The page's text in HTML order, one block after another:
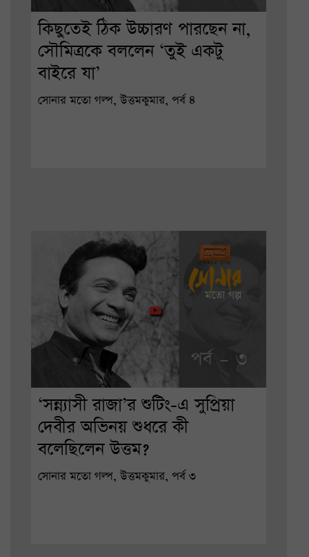
কিছুতেই ঠিক উচ্চারণ পারছেন না,
সৌমিত্রকে বললেন ‘তুই একটু
বাইরে যা’
সোনার মতো গল্প, উত্তমকুমার, পর্ব ৪
‘সন্ন্যাসী রাজা’র শুটিং-এ সুপ্রিয়া
দেবীর অভিনয় শুধরে কী
বলেছিলেন উত্তম?
সোনার মতো গল্প, উত্তমকুমার, পর্ব ৩